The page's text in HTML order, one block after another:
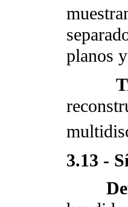
planos
3.13 -